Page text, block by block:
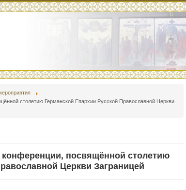
столетию Германской Епархии Русской Православной Церкви
посвящённой столетию
Церкви Заграницей